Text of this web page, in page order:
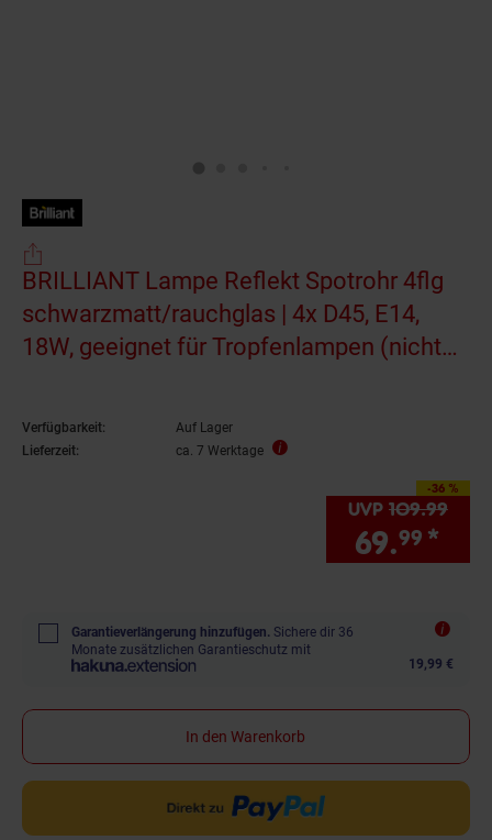
BRILLIANT Lampe Reflekt Spotrohr 4flg
schwarzmatt/rauchglas | 4x D45, E14,
18W, geeignet für Tropfenlampen (nicht
Verfügbarkeit:
Auf Lager
Lieferzeit:
ca. 7 Werktage
-36 %
Sie Sparen 36
UVP 109.99
69.99 *
Garantieverlängerung hinzufügen. Sichere dir 36
Monate zusätzlichen Garantieschutz mit
19,99 €
In den Warenkorb